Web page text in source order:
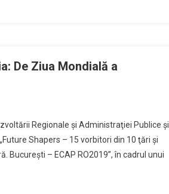
De Ziua Mondială a
Regionale şi Administraţiei Publice şi
Shapers – 15 vorbitori din 10 ţări şi
– ECAP RO2019”, în cadrul unui